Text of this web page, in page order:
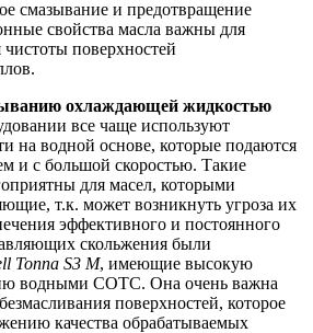
смазывание и предотвращение
свойства масла важны для
поверхностей
охлаждающей жидкостью
все чаще используют
на водной основе, которые подаются
и с большой скоростью. Такие
для масел, которыми
т.к. может возникнуть угроза их
эффективного и постоянного
скольжения были
Tonna S3 M, имеющие высокую
водными СОТС. Она очень важна
поверхностей, которое
качества обрабатываемых